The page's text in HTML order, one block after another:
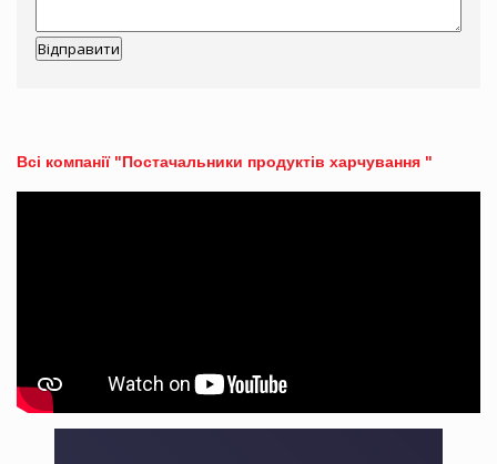
Всі компанії "Постачальники продуктів харчування "